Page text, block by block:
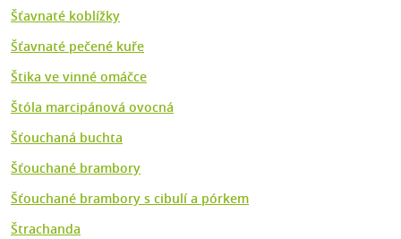
Šťavnaté koblížky
Šťavnaté pečené kuře
Štika ve vinné omáčce
Štóla marcipánová ovocná
Šťouchaná buchta
Šťouchané brambory
Šťouchané brambory s cibulí a pórkem
Štrachanda